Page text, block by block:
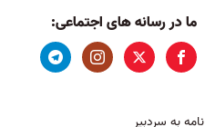
ما در رسانه های اجتماعی:
نامه به سردبیر